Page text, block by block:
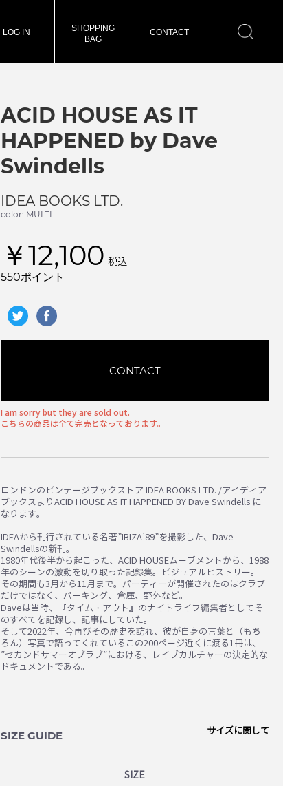
LOG IN
SHOPPING
BAG
CONTACT
ACID HOUSE AS IT
HAPPENED by Dave
Swindells
IDEA BOOKS LTD.
color: MULTI
￥12,100 税込
550ポイント
CONTACT
I am sorry but they are sold out.
こちらの商品は全て完売となっております。
ロンドンのビンテージブックストア IDEA BOOKS LTD. /アイディア
ブックスよりACID HOUSE AS IT HAPPENED BY Dave Swindells に
なります。
IDEAから刊行されている名著”IBIZA’89”を撮影した、Dave
Swindellsの新刊。
1980年代後半から起こった、ACID HOUSEムーブメントから、1988
年のシーンの激動を切り取った記録集。ビジュアルヒストリー。
その期間も3月から11月まで。パーティーが開催されたのはクラブ
だけではなく、パーキング、倉庫、野外など。
Daveは当時、『タイム・アウト』のナイトライフ編集者としてそ
のすべてを記録し、記事にしていた。
そして2022年、今再びその歴史を訪れ、彼が自身の言葉と（もち
ろん）写真で語ってくれているこの200ページ近くに渡る1冊は、
”セカンドサマーオブラブ”における、レイブカルチャーの決定的な
ドキュメントである。
SIZE GUIDE
SIZE
サイズに関して